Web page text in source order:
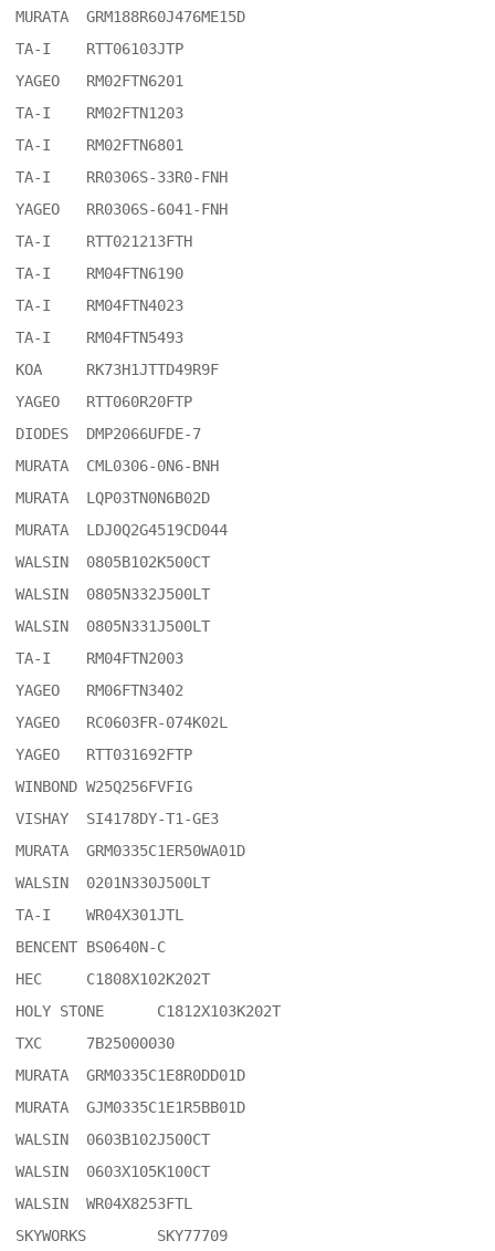
MURATA	GRM188R60J476ME15D
TA-I	RTT06103JTP
YAGEO	RM02FTN6201
TA-I	RM02FTN1203
TA-I	RM02FTN6801
TA-I	RR0306S-33R0-FNH
YAGEO	RR0306S-6041-FNH
TA-I	RTT021213FTH
TA-I	RM04FTN6190
TA-I	RM04FTN4023
TA-I	RM04FTN5493
KOA	RK73H1JTTD49R9F
YAGEO	RTT060R20FTP
DIODES	DMP2066UFDE-7
MURATA	CML0306-0N6-BNH
MURATA	LQP03TN0N6B02D
MURATA	LDJ0Q2G4519CD044
WALSIN	0805B102K500CT
WALSIN	0805N332J500LT
WALSIN	0805N331J500LT
TA-I	RM04FTN2003
YAGEO	RM06FTN3402
YAGEO	RC0603FR-074K02L
YAGEO	RTT031692FTP
WINBOND	W25Q256FVFIG
VISHAY	SI4178DY-T1-GE3
MURATA	GRM0335C1ER50WA01D
WALSIN	0201N330J500LT
TA-I	WR04X301JTL
BENCENT	BS0640N-C
HEC	C1808X102K202T
HOLY STONE	C1812X103K202T
TXC	7B25000030
MURATA	GRM0335C1E8R0DD01D
MURATA	GJM0335C1E1R5BB01D
WALSIN	0603B102J500CT
WALSIN	0603X105K100CT
WALSIN 	WR04X8253FTL
SKYWORKS	SKY77709